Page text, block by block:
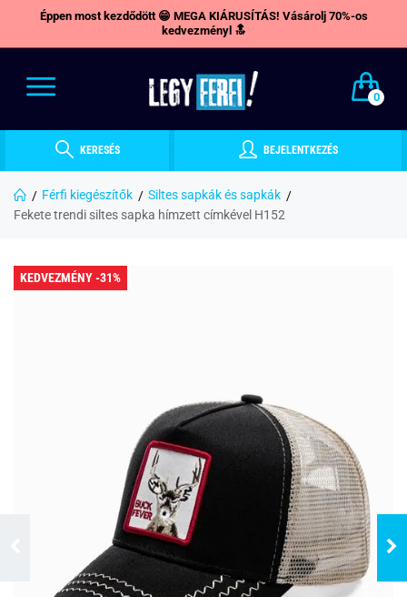
Éppen most kezdődött 😁 MEGA KIÁRUSÍTÁS! Vásárolj 70%-os
kedvezményl 🔝
0
KERESÉS BEJELENTKEZÉS
Férfi kiegészítők
Siltes sapkák és sapkák
Fekete trendi siltes sapka hímzett címkével H152
KEDVEZMÉNY -31%